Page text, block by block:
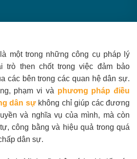
một trong những công cụ pháp lý
trò then chốt trong việc đảm bảo
các bên trong các quan hệ dân sự.
phạm vi và phương pháp điều
dân sựkhông chỉ giúp các đương
và nghĩa vụ của mình, mà còn
công bằng và hiệu quả trong quá
dân sự.